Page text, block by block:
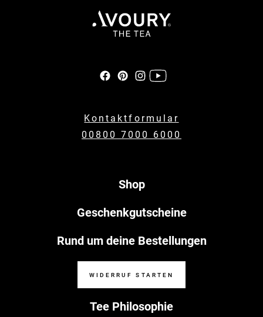
Kontaktformular
00800 7000 6000
Tee Philosophie
Shop
Geschenkgutscheine
Rund um deine Bestellungen
WIDERRUF STARTEN